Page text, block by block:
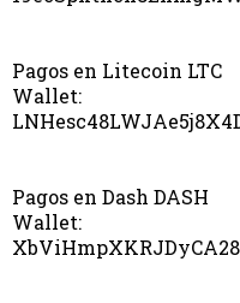
Pagos en Litecoin LTC
Wallet:
Pagos en Dash DASH
Wallet: